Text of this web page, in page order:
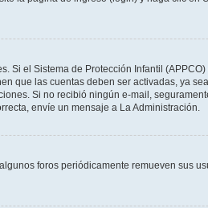
Si el Sistema de Protección Infantil
que las cuentas deben ser activadas, ya
Si no recibió ningún e-mail,
envíe un mensaje a La Administración.
foros periódicamente remueven sus